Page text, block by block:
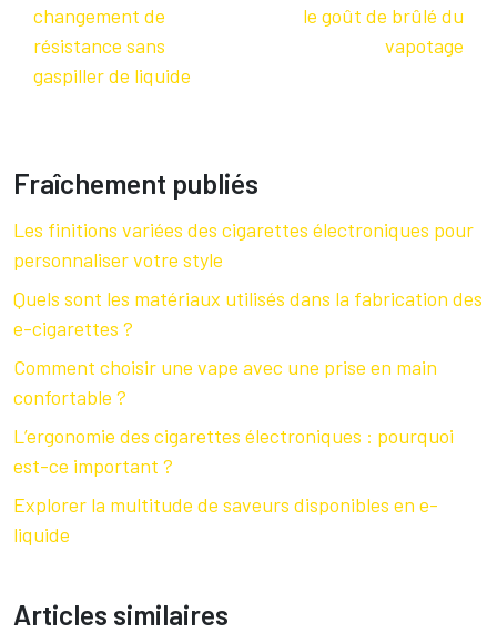
changement de
résistance sans
gaspiller de liquide
le goût de brûlé du
vapotage
Fraîchement publiés
Les finitions variées des cigarettes électroniques pour
personnaliser votre style
Quels sont les matériaux utilisés dans la fabrication des
e-cigarettes ?
Comment choisir une vape avec une prise en main
confortable ?
L’ergonomie des cigarettes électroniques : pourquoi
est-ce important ?
Explorer la multitude de saveurs disponibles en e-
liquide
Articles similaires